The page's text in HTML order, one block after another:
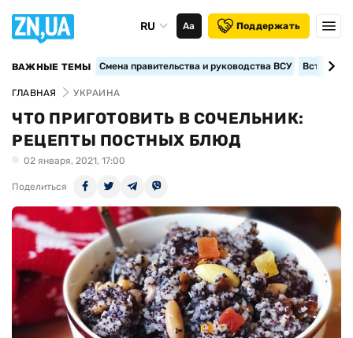
RU Аа Поддержать
ВАЖНЫЕ ТЕМЫ Смена правительства и руководства ВСУ
ГЛАВНАЯ УКРАИНА
ЧТО ПРИГОТОВИТЬ В СОЧЕЛЬНИК:
РЕЦЕПТЫ ПОСТНЫХ БЛЮД
02 января, 2021, 17:00
Поделиться